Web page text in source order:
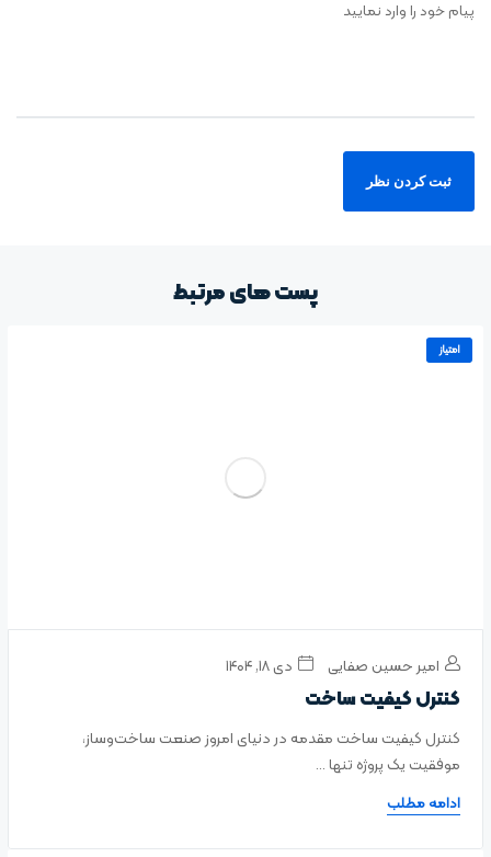
پیام خود را وارد نمایید
پست های مرتبط
امتیاز
امیر حسین صفایی دی ۱۸, ۱۴۰۴
کنترل کیفیت ساخت
کنترل کیفیت ساخت مقدمه در دنیای امروز صنعت ساخت‌وساز،
موفقیت یک پروژه تنها ...
ادامه مطلب